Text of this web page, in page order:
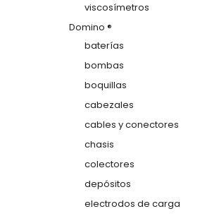
viscosímetros
Domino ®
baterías
bombas
boquillas
cabezales
cables y conectores
chasis
colectores
depósitos
electrodos de carga